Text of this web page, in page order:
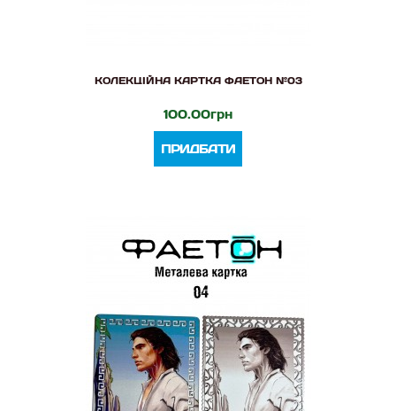
КОЛЕКЦІЙНА КАРТКА ФАЕТОН №03
100.00грн
ПРИДБАТИ